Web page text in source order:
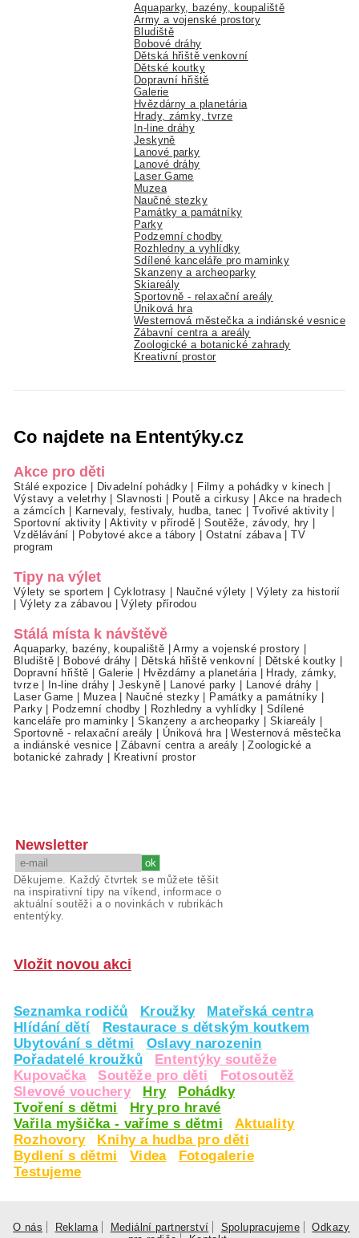
Aquaparky, bazény, koupaliště
Army a vojenské prostory
Bludiště
Bobové dráhy
Dětská hřiště venkovní
Dětské koutky
Dopravní hřiště
Galerie
Hvězdárny a planetária
Hrady, zámky, tvrze
In-line dráhy
Jeskyně
Lanové parky
Lanové dráhy
Laser Game
Muzea
Naučné stezky
Památky a památníky
Parky
Podzemní chodby
Rozhledny a vyhlídky
Sdílené kanceláře pro maminky
Skanzeny a archeoparky
Skiareály
Sportovně - relaxační areály
Úniková hra
Westernová městečka a indiánské vesnice
Zábavní centra a areály
Zoologické a botanické zahrady
Kreativní prostor
Co najdete na Ententýky.cz
Akce pro děti
Stálé expozice Divadelní pohádky Filmy a pohádky v kinech
Výstavy a veletrhy|Slavnosti Poutě a cirkusy
Akce na hradech
a zámcích
Karnevaly, festivaly, hudba, tanec Tvořivé aktivity
Sportovní aktivity|Aktivity v přírodě |Soutěže, závody, hry
Vzdělávání
Pobytové akce a tábory Ostatní zábava|TV
program
Tipy na výlet
Výlety se sportem Cyklotrasy Naučné výlety
Výlety za historií
Výlety za zábavou |Výlety přírodou
Stálá místa k návštěvě
Aquaparky, bazény, koupaliště |Army a vojenské prostory
Bludiště
Bobové dráhy Dětská hřiště venkovní Dětské koutky
Dopravní hřiště
Galerie Hvězdárny a planetária|
Hrady, zámky,
tvrze| In-line dráhy |Jeskyně| Lanové parky Lanové dráhy
Laser Game
Muzea| Naučné stezky Památky a památníky
Parky| Podzemní chodby Rozhledny a vyhlídky
Sdílené
kanceláře pro maminky |Skanzeny a archeoparky Skiareály
Sportovně - relaxační areály
Úniková hra|Westernová městečka
a indiánské vesnice |Zábavní centra a areály |Zoologické a
botanické zahrady
Kreativní prostor
Newsletter
Děkujeme. Každý čtvrtek se můžete těšit
na inspirativní tipy na víkend, informace o
aktuální soutěži a o novinkách v rubrikách
ententýky.
Vložit novou akci
Seznamka rodičů Kroužky
Mateřská centra
Hlídání dětí
Restaurace s dětským koutkem
Ubytování s dětmi
Oslavy narozenin
Pořadatelé kroužků
Ententýky soutěže
Kupovačka
Soutěže pro děti
Fotosoutěž
Slevové vouchery
Hry
Pohádky
Tvoření s dětmi
Hry pro hravé
Vařila myšička - vaříme s dětmi
Aktuality
Rozhovory
Knihy a hudba pro děti
Bydlení s dětmi
Videa
Fotogalerie
Testujeme
O nás Reklama Mediální partnerství Spolupracujeme
Odkazy